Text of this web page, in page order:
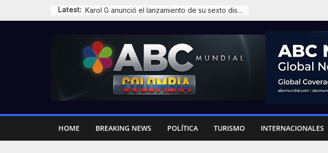
to
Latest: James Rodríguez y la sombra del retiro que ronda al ’10’
HOME BREAKING NEWS POLÍTICA TURISMO INTERNACIONALES